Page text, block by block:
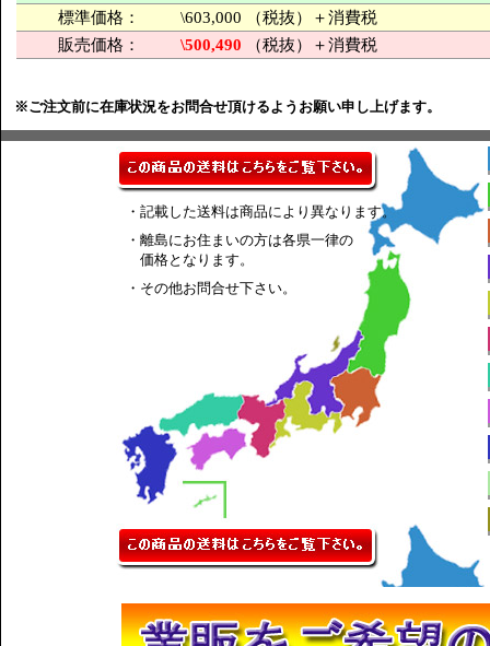
標準価格：
\603,000 （税抜）＋消費税
販売価格：
\500,490 （税抜）＋消費税
※ご注文前に在庫状況をお問合せ頂けるようお願い申し上げます。
・記載した送料は商品により異なります。
・離島にお住まいの方は各県一律の
価格となります。
・その他お問合せ下さい。